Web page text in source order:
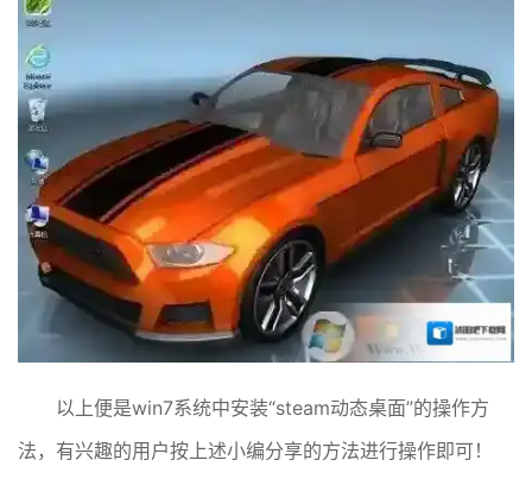
以上便是win7系统中安装“steam动态桌面”的操作方
法，有兴趣的用户按上述小编分享的方法进行操作即可！